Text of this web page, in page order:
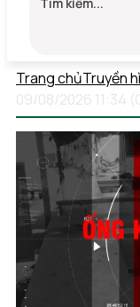
Trang chủTruyền
09/08/2026 11:34